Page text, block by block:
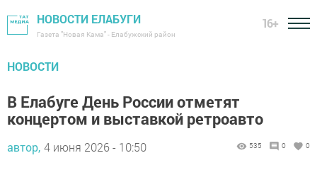
НОВОСТИ ЕЛАБУГИ
Газета "Новая Кама" - Елабужский район
16+
НОВОСТИ
В Елабуге День России отметят
концертом и выставкой ретроавто
автор, 4 июня 2026 - 10:50 535 0 0